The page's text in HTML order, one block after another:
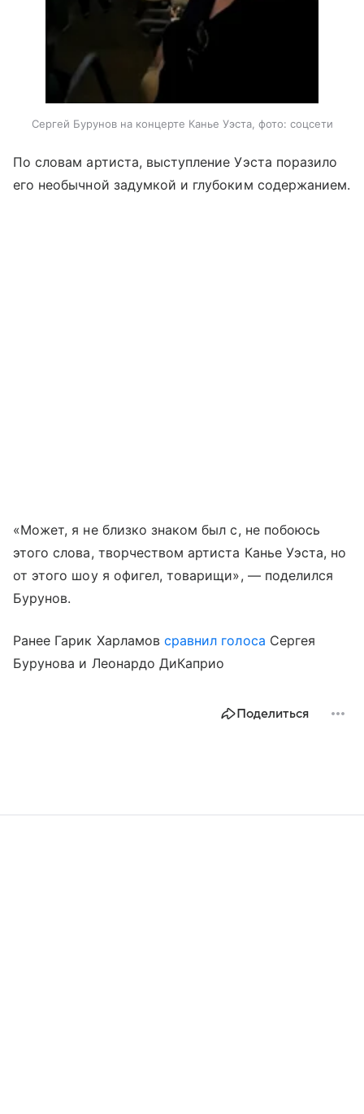
Сергей Бурунов на концерте Канье Уэста, фото: соцсети
По словам артиста, выступление Уэста поразило
его необычной задумкой и глубоким содержанием.
«Может, я не близко знаком был с, не побоюсь
этого слова, творчеством артиста Канье Уэста, но
от этого шоу я офигел, товарищи», — поделился
Бурунов.
Ранее Гарик Харламовсравнил голоса Сергея
Бурунова и Леонардо ДиКаприо
Поделиться